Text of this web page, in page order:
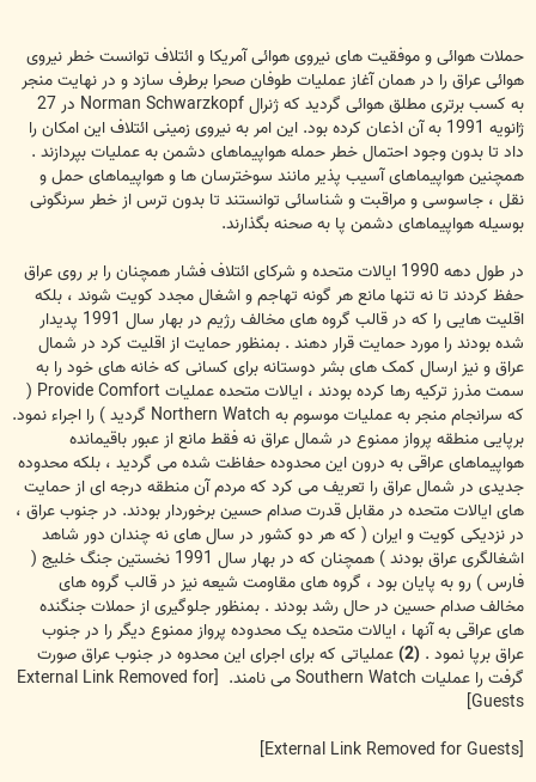
حملات هوائی و موفقیت های نیروی هوائی آمریکا و ائتلاف توانست خطر نیروی
هوائی عراق را در همان آغاز عملیات طوفان صحرا برطرف سازد و در نهایت منجر
به کسب برتری مطلق هوائی گردید که ژنرال Norman Schwarzkopf در 27
ژانویه 1991 به آن اذعان کرده بود. این امر به نیروی زمینی ائتلاف این امکان را
داد تا بدون وجود احتمال خطر حمله هواپیماهای دشمن به عملیات بپردازند .
همچنین هواپیماهای آسیب پذیر مانند سوخترسان ها و هواپیماهای حمل و
نقل ، جاسوسی و مراقبت و شناسائی توانستند تا بدون ترس از خطر سرنگونی
بوسیله هواپیماهای دشمن پا به صحنه بگذارند.
در طول دهه 1990 ایالات متحده و شرکای ائتلاف فشار همچنان را بر روی عراق
حفظ کردند تا نه تنها مانع هر گونه تهاجم و اشغال مجدد کویت شوند ، بلکه
اقلیت هایی را که در قالب گروه های مخالف رژیم در بهار سال 1991 پدیدار
شده بودند را مورد حمایت قرار دهند . بمنظور حمایت از اقلیت کرد در شمال
عراق و نیز ارسال کمک های بشر دوستانه برای کسانی که خانه های خود را به
سمت مذرز ترکیه رها کرده بودند ، ایالات متحده عملیات Provide Comfort (
که سرانجام منجر به عملیات موسوم به Northern Watch گردید ) را اجراء نمود.
برپایی منطقه پرواز ممنوع در شمال عراق نه فقط مانع از عبور باقیمانده
هواپیماهای عراقی به درون این محدوده حفاظت شده می گردید ، بلکه محدوده
جدیدی در شمال عراق را تعریف می کرد که مردم آن منطقه درجه ای از حمایت
های ایالات متحده در مقابل قدرت صدام حسین برخوردار بودند. در جنوب عراق ،
در نزدیکی کویت و ایران ( که هر دو کشور در سال های نه چندان دور شاهد
اشغالگری عراق بودند ) همچنان که در بهار سال 1991 نخستین جنگ خلیج (
فارس ) رو به پایان بود ، گروه های مقاومت شیعه نیز در قالب گروه های
مخالف صدام حسین در حال رشد بودند . بمنظور جلوگیری از حملات جنگنده
های عراقی به آنها ، ایالات متحده یک محدوده پرواز ممنوع دیگر را در جنوب
عراق برپا نمود . (2)
عملیاتی که برای اجرای این محدوه در جنوب عراق صورت
گرفت را عملیات Southern Watch می نامند.
[External Link Removed for
Guests]
[External Link Removed for Guests]